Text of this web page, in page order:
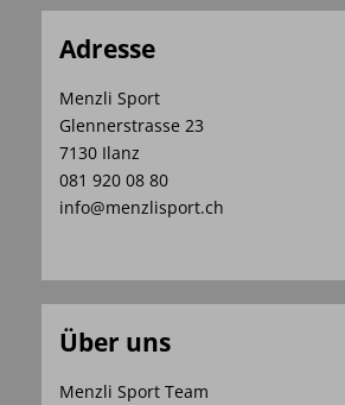
Adresse
Menzli Sport
Glennerstrasse 23
7130 Ilanz
081 920 08 80
info@menzlisport.ch
Über uns
Menzli Sport Team